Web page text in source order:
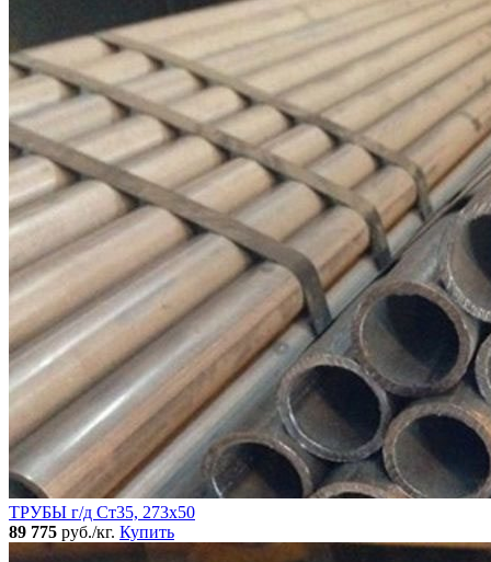
ТРУБЫ г/д Ст35, 273х50
89 775 руб./кг. Купить